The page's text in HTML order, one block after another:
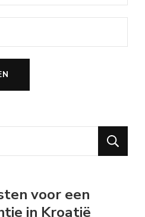
voor een
in Kroatië